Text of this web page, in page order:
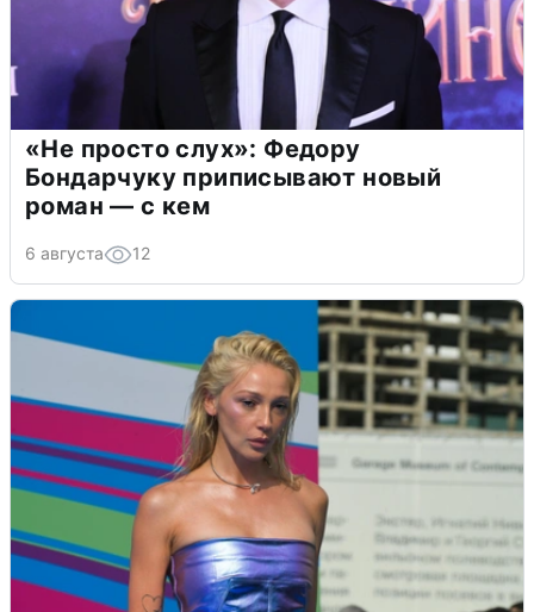
«Не просто слух»: Федору
Бондарчуку приписывают новый
роман — с кем
6 августа 12